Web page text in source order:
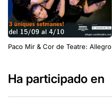
Paco Mir & Cor de Teatre: Allegro
Ha participado en